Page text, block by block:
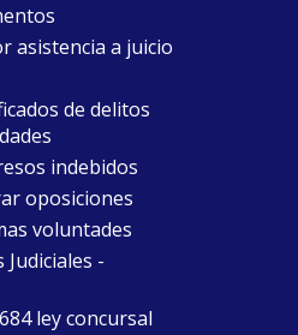
asistencia a juicio
de delitos
indebidos
oposiciones
voluntades
Judiciales -
ley concursal